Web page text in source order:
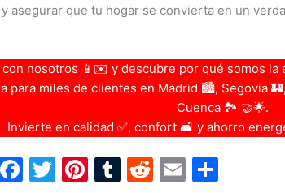
asegurar que tu hogar se convierta en un
con nosotros 📱✉️ y descubre por qué somos la
para miles de clientes en Madrid 🏙️, Segovia
Cuenca 🏞️ 🤝🌟.
Invierte en calidad ✅, confort 🛋️ y ahorro
F
T
Pi T
R
E